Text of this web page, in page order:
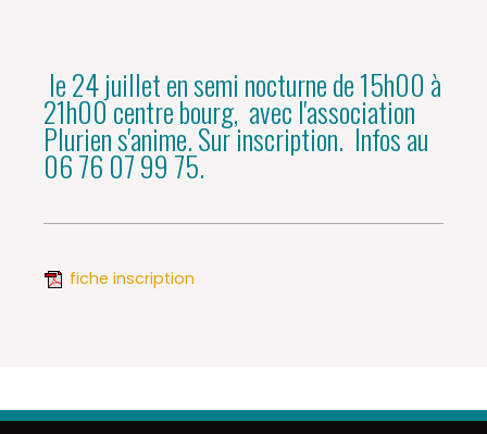
le 24 juillet en semi nocturne de 15h00 à
21h00 centre bourg, avec l'association
Plurien s'anime. Sur inscription. Infos au
06 76 07 99 75.
fiche inscription